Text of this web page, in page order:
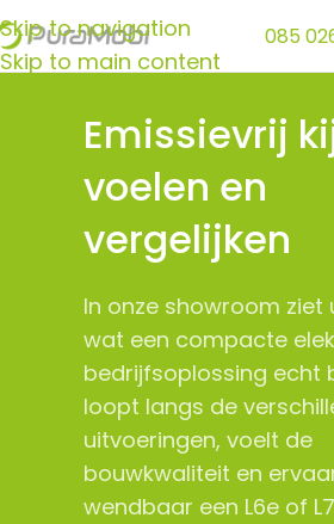
Skip to navigation
Skip to main content
085
Emissievrij
voelen en
vergelijken
In onze showroom ziet
wat een compacte
bedrijfsoplossing echt
loopt langs de
uitvoeringen, voelt de
bouwkwaliteit en
wendbaar een L6e of